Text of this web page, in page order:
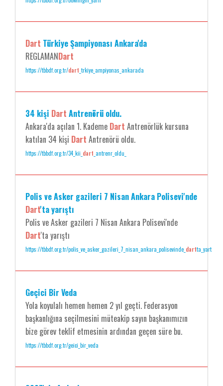
Dart Türkiye Şampiyonası Ankara'da
REGLAMANDart
https://tbbdf.org.tr/dart _trkiye_ampiyonas_ankarada
34 kişi Dart Antrenörü oldu.
Ankara'da açılan 1. Kademe Dart Antrenörlük kursuna
katılan 34 kişi Dart Antrenörü oldu.
https://tbbdf.org.tr/34_kii_ dart _antrenr_oldu_
Polis ve Asker gazileri 7 Nisan Ankara Polisevi'nde
Dart'ta yarıştı
Polis ve Asker gazileri 7 Nisan Ankara Polisevi'nde
Dart'ta yarıştı
https://tbbdf.org.tr/polis_ve_asker_gazileri_7_nisan_ankara_polisevinde_ dartta_yart
Geçici Bir Veda
Yola koyulalı hemen hemen 2 yıl geçti. Federasyon
başkanlığına seçilmesini müteakip sayın başkanımızın
bize görev teklif etmesinin ardından geçen süre bu.
https://tbbdf.org.tr/geici_bir_veda